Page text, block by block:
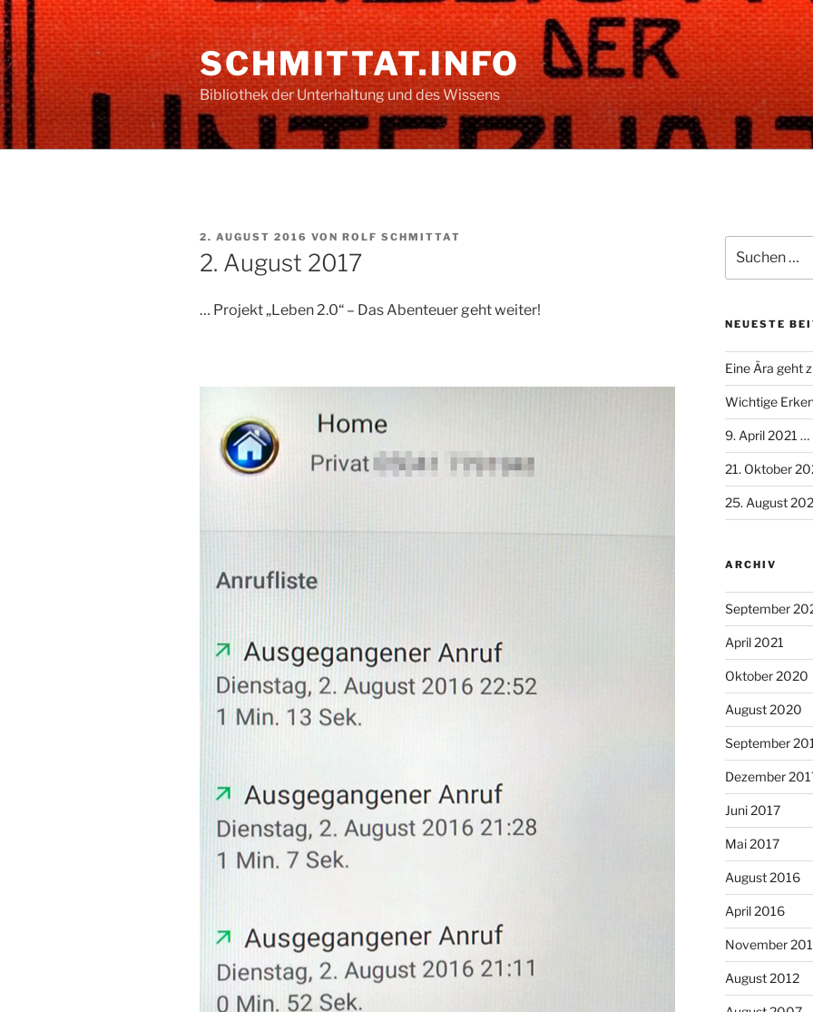
Zum
Inhalt
springen
SCHMITTAT.INFO
Bibliothek der Unterhaltung und des Wissens
VERÖFFENTLICHT
AM
2. AUGUST 2016 VON ROLF SCHMITTAT
2. August 2017
… Projekt „Leben 2.0“ – Das Abenteuer geht weiter!
nach:
NEUESTE
Eine Ära geht
Wichtige
9. April 2021 …
21. Oktober
25. August
ARCHIV
September
April 2021
Oktober 2020
August 2020
September
Dezember
Juni 2017
Mai 2017
August 2016
April 2016
November
August 2012